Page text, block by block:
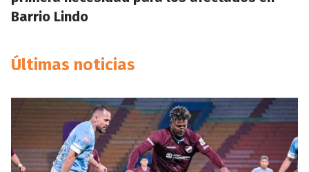
Barrio Lindo
Últimas noticias